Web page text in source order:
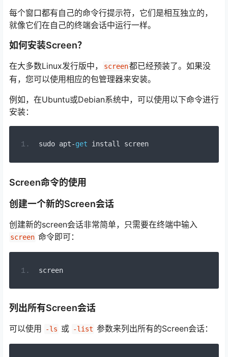
每个窗口都有自己的命令行提示符，它们是相互独立的，
就像它们在自己的终端会话中运行一样。
如何安装Screen？
在大多数Linux发行版中， screen都已经预装了。如果没
有，您可以使用相应的包管理器来安装。
例如，在Ubuntu或Debian系统中，可以使用以下命令进行
安装：
sudo apt-get install screen
Screen命令的使用
创建一个新的Screen会话
创建新的screen会话非常简单，只需要在终端中输入
screen 命令即可：
screen
列出所有Screen会话
可以使用 -ls 或 -list 参数来列出所有的Screen会话：